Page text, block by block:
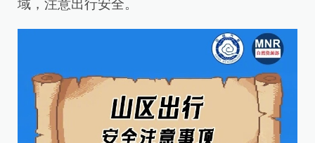
域，注意出行安全。